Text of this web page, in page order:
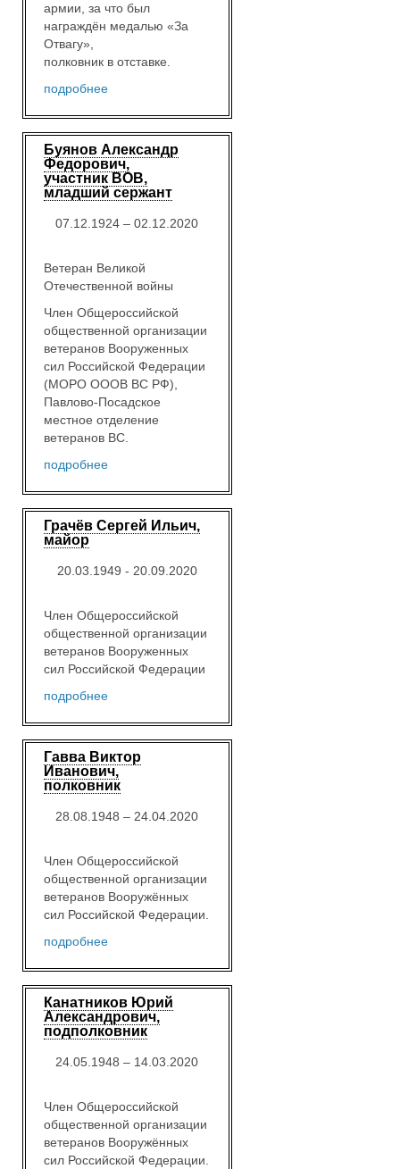
армии, за что был
награждён медалью «За
Отвагу»,
полковник в отставке.
подробнее
Буянов Александр
Федорович,
участник ВОВ,
младший сержант
07.12.1924 – 02.12.2020
Ветеран Великой
Отечественной войны
Член Общероссийской
общественной организации
ветеранов Вооруженных
сил Российской Федерации
(МОРО ОООВ ВС РФ),
Павлово-Посадское
местное отделение
ветеранов ВС.
подробнее
Грачёв Сергей Ильич,
майор
20.03.1949 - 20.09.2020
Член Общероссийской
общественной организации
ветеранов Вооруженных
сил Российской Федерации
подробнее
Гавва Виктор
Иванович,
полковник
28.08.1948 – 24.04.2020
Член Общероссийской
общественной организации
ветеранов Вооружённых
сил Российской Федерации.
подробнее
Канатников Юрий
Александрович,
подполковник
24.05.1948 – 14.03.2020
Член Общероссийской
общественной организации
ветеранов Вооружённых
сил Российской Федерации.